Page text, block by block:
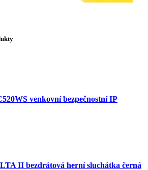
venkovní bezpečnostní IP
II bezdrátová herní sluchátka černá